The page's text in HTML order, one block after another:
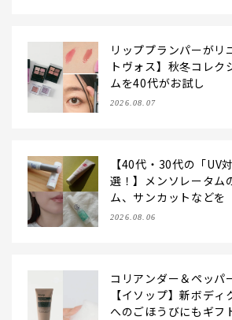
リッププランパーがリ
トヴォス】秋冬コレク
ムを40代がお試し
2026.08.07
【40代・30代の「UV
選！】メンソレータム
ム、サンカットなどを
策」に愛用中です【
2026.08.06
コリアンダー＆ペッパ
【イソップ】新ボデ
へのごほうびにもギフ